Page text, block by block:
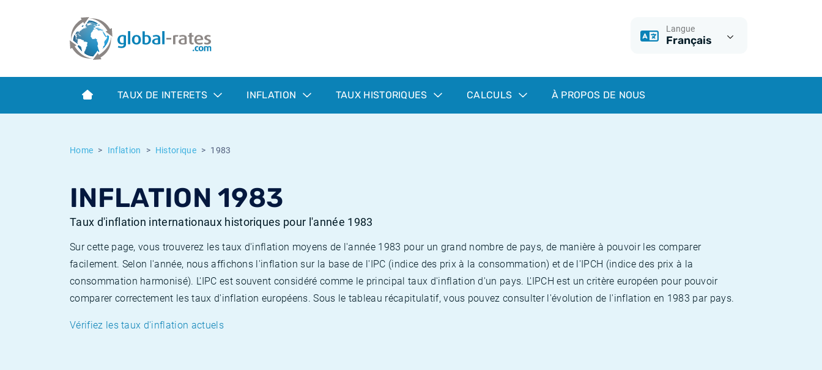
Langue
Français
TAUX DE INTERETS INFLATION TAUX HISTORIQUES CALCULS À PROPOS DE NOUS
Home Inflation Historique 1983
INFLATION 1983
Taux d'inflation internationaux historiques pour l'année 1983
Sur cette page, vous trouverez les taux d'inflation moyens de l'année 1983 pour un grand nombre de pays, de manière à pouvoir les comparer
facilement. Selon l'année, nous affichons l'inflation sur la base de l'IPC (indice des prix à la consommation) et de l'IPCH (indice des prix à la
consommation harmonisé). L'IPC est souvent considéré comme le principal taux d'inflation d'un pays. L'IPCH est un critère européen pour pouvoir
comparer correctement les taux d'inflation européens. Sous le tableau récapitulatif, vous pouvez consulter l'évolution de l'inflation en 1983 par pays.
Vérifiez les taux d'inflation actuels
Term SOFR
Qu'est-ce que l'inflation IPC?
Qu'est-ce que l'inflation IPCH?
Taux Euribor historiques
Taux ESTER historiques
Taux d'inflation historiques
Calculateur d’inflation